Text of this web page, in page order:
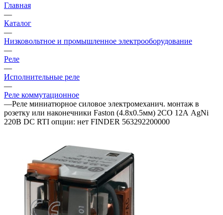
Главная
—
Каталог
—
Низковольтное и промышленное электрооборудование
—
Реле
—
Исполнительные реле
—
Реле коммутационное
—Реле миниатюрное силовое электромеханич. монтаж в
розетку или наконечники Faston (4.8х0.5мм) 2CO 12А AgNi
220В DC RTI опции: нет FINDER 563292200000